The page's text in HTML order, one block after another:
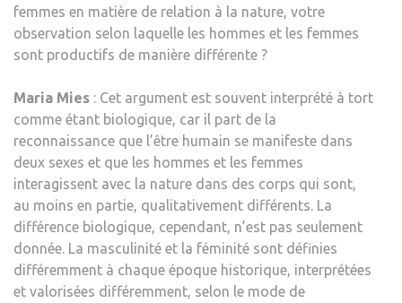
femmes en matière de relation à la nature, votre
observation selon laquelle les hommes et les femmes
sont productifs de manière différente ?
Maria Mies : Cet argument est souvent interprété à tort
comme étant biologique, car il part de la
reconnaissance que l’être humain se manifeste dans
deux sexes et que les hommes et les femmes
interagissent avec la nature dans des corps qui sont,
au moins en partie, qualitativement différents. La
différence biologique, cependant, n’est pas seulement
donnée. La masculinité et la féminité sont définies
différemment à chaque époque historique, interprétées
et valorisées différemment, selon le mode de